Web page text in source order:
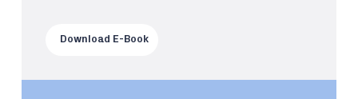
Download E-Book